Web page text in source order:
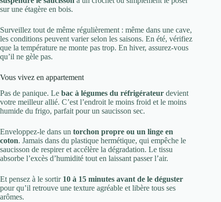
sur une étagère en bois.
Surveillez tout de même régulièrement : même dans une cave,
les conditions peuvent varier selon les saisons. En été, vérifiez
que la température ne monte pas trop. En hiver, assurez-vous
qu’il ne gèle pas.
Vous vivez en appartement
Pas de panique. Le bac à légumes du réfrigérateur devient
votre meilleur allié. C’est l’endroit le moins froid et le moins
humide du frigo, parfait pour un saucisson sec.
Enveloppez-le dans un torchon propre ou un linge en
coton. Jamais dans du plastique hermétique, qui empêche le
saucisson de respirer et accélère la dégradation. Le tissu
absorbe l’excès d’humidité tout en laissant passer l’air.
Et pensez à le sortir 10 à 15 minutes avant de le déguster
pour qu’il retrouve une texture agréable et libère tous ses
arômes.